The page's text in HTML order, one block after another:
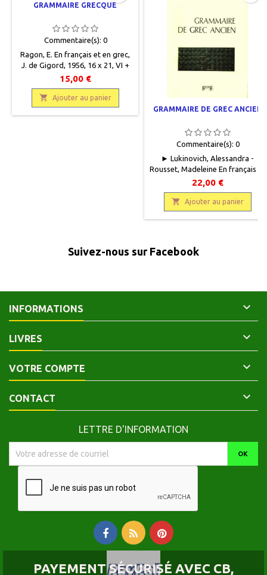
GRAMMAIRE GRECQUE
Commentaire(s): 0
Ragon, E. En français et en grec ,
J. de Gigord , 1956 , 16 x 21 , VI +
282 pages , relié , occasion .Bon
état, demi toilé éditeur vert.
Plats cartonnés verts imprimés.
Bords légèrement frottés.
Tampon spécimen sur le recto de
15,00 €
 Ajouter au panier
GRAMMAIRE DE GREC ANCIEN
Commentaire(s): 0
► Lukinovich, Alessandra -
Rousset, Madeleine En français et
en grec, Georg Editeur, 1994, 16 x
23, 319 pages, broché, occasion.
Bon état, marque de pli au verso
de couverture, petit manque de
pelliculage. Bon état intérieur.
22,00 €
 Ajouter au panier
Suivez-nous sur Facebook
INFORMATIONS 
LIVRES 
VOTRE COMPTE 
CONTACT 
LETTRE D'INFORMATION
PAYEMENT SÉCURISÉ AVEC CB,